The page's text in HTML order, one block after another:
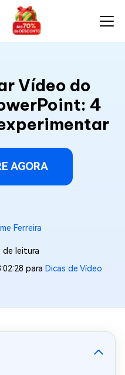
Vídeo do
4
AGORA
Ferreira
de leitura
para Dicas de Vídeo